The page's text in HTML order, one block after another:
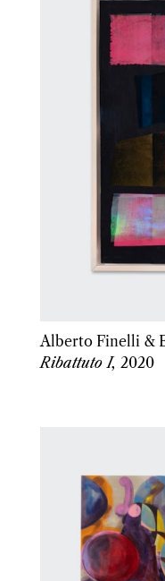
Alberto Finelli &
Ribattuto I, 2020